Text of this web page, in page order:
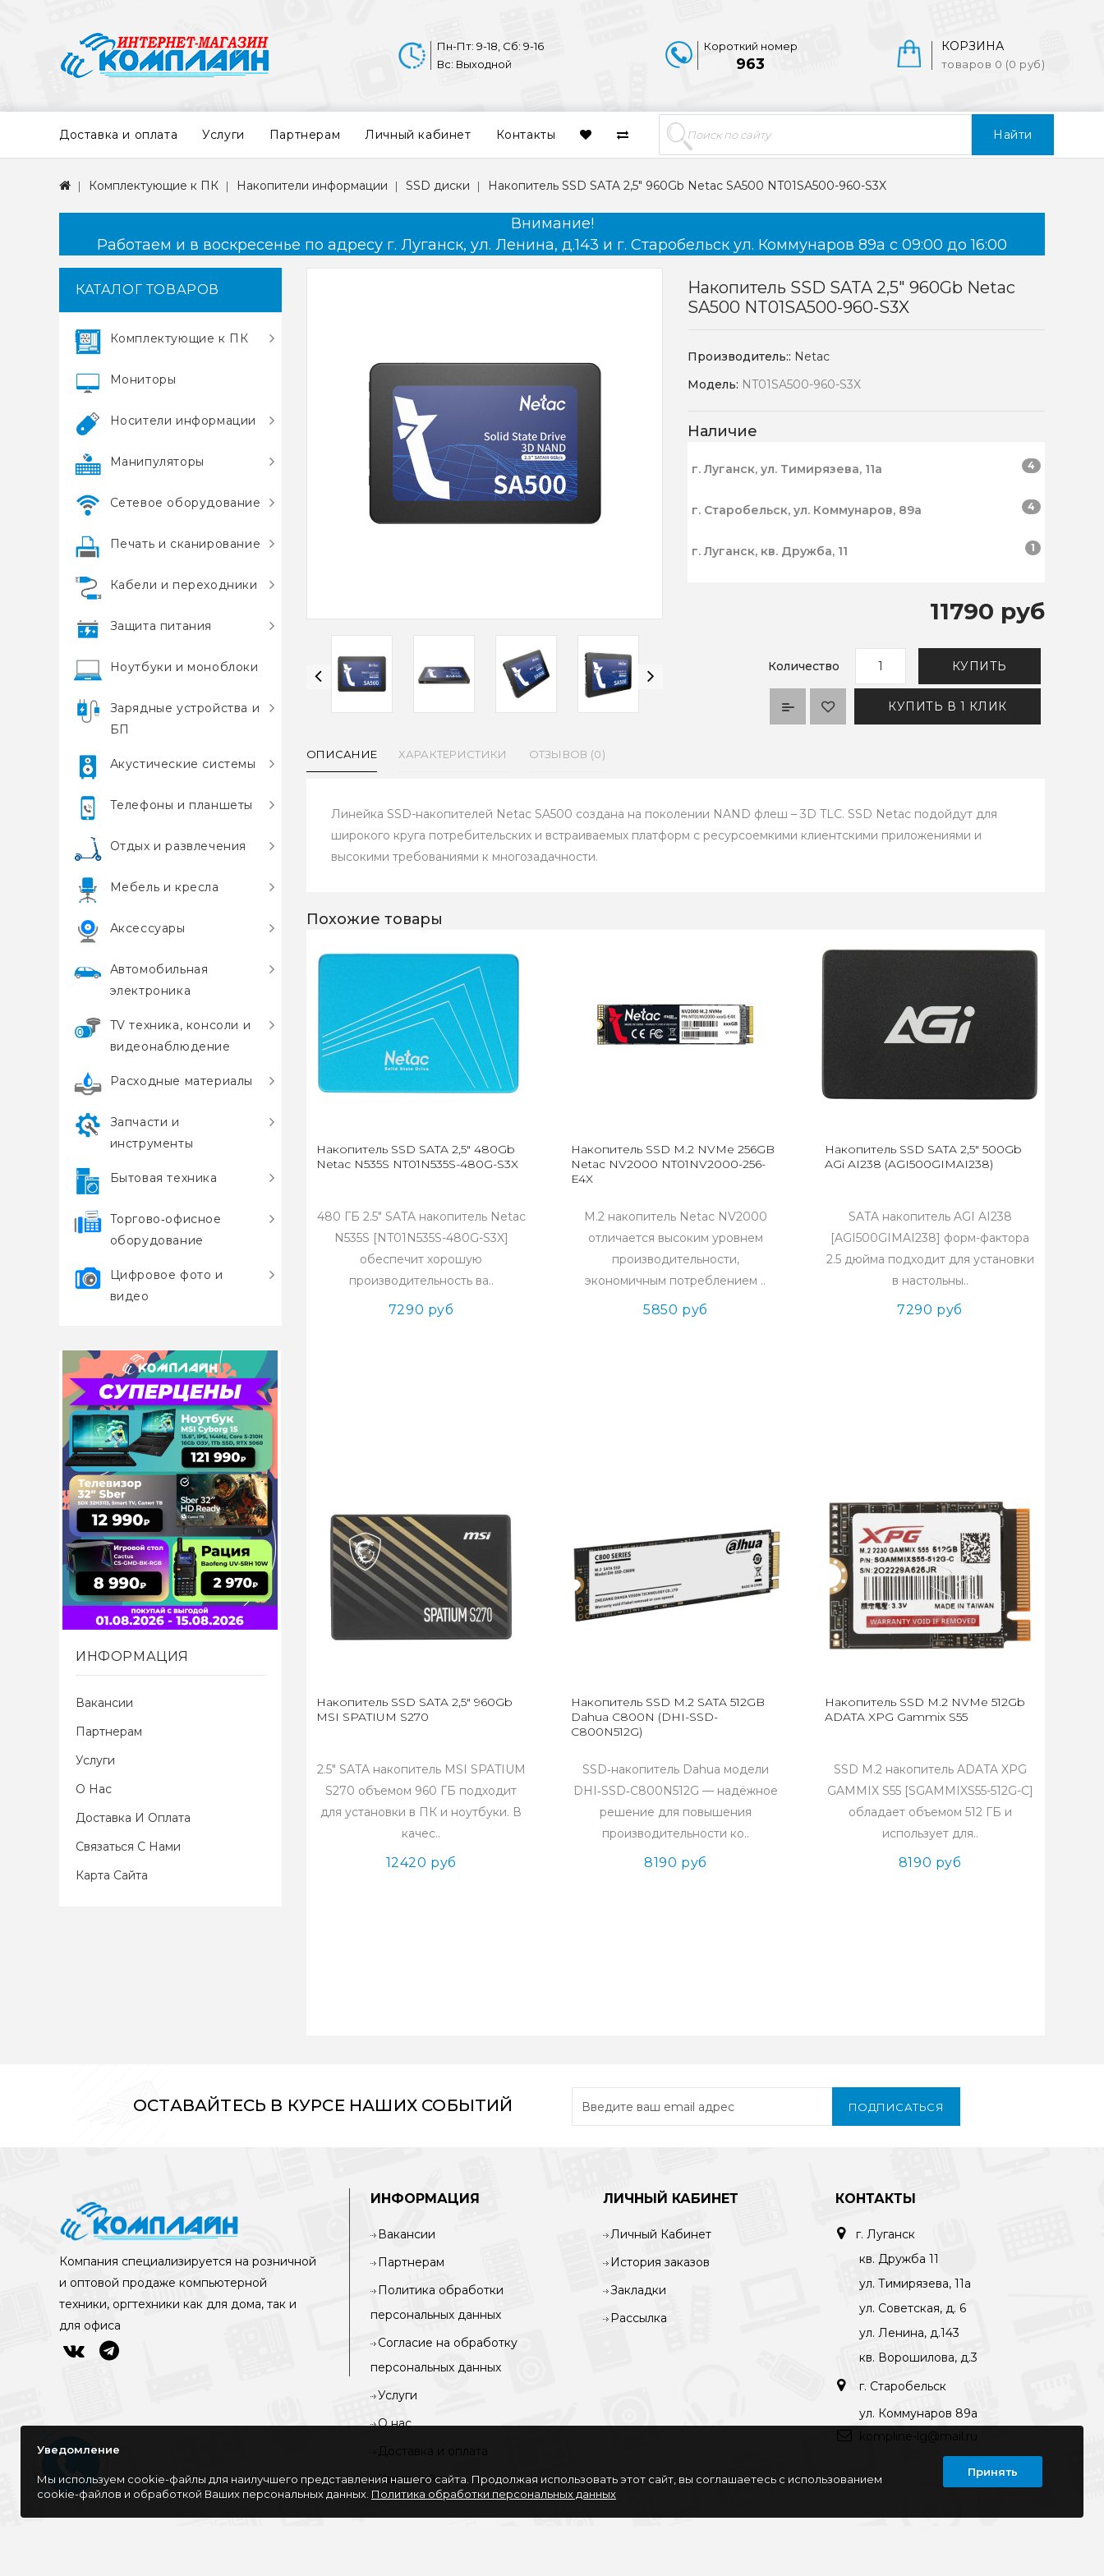
Найти
КОРЗИНА
товаров 0 (0 руб)
Короткий номер
963
Пн-Пт: 9-18, Сб: 9-16
Вс: Выходной
Доставка и оплата Услуги Партнерам Личный кабинет Контакты
Комплектующие к ПК Накопители информации SSD диски Накопитель SSD SATA 2,5" 960Gb Netac SA500 NT01SA500-960-S3X
Внимание!
Работаем и в воскресенье по адресу г. Луганск, ул. Ленина, д.143 и г. Старобельск ул. Коммунаров 89а с 09:00 до 16:00
КАТАЛОГ ТОВАРОВ
Комплектующие к ПК
Мониторы
Носители информации
Манипуляторы
Сетевое оборудование
Печать и сканирование
Кабели и переходники
Защита питания
Ноутбуки и моноблоки
Зарядные устройства и
БП
Акустические системы
Телефоны и планшеты
Отдых и развлечения
Мебель и кресла
Аксессуары
Автомобильная
электроника
TV техника, консоли и
видеонаблюдение
Расходные материалы
Запчасти и
инструменты
Бытовая техника
Торгово‑офисное
оборудование
Цифровое фото и
видео
ИНФОРМАЦИЯ
Вакансии
Партнерам
Услуги
О Нас
Доставка И Оплата
Связаться С Нами
Карта Сайта
Накопитель SSD SATA 2,5" 960Gb Netac
SA500 NT01SA500-960-S3X
Производитель:: Netac
Модель: NT01SA500-960-S3X
Наличие
г. Луганск, ул. Тимирязева, 11а 4
г. Старобельск, ул. Коммунаров, 89а 4
г. Луганск, кв. Дружба, 11 1
11790 руб
Количество КУПИТЬ
КУПИТЬ В 1 КЛИК
ОПИСАНИЕ ХАРАКТЕРИСТИКИ ОТЗЫВОВ (0)
Линейка SSD-накопителей Netac SA500 создана на поколении NAND флеш – 3D TLC. SSD Netac подойдут для
широкого круга потребительских и встраиваемых платформ с ресурсоемкими клиентскими приложениями и
высокими требованиями к многозадачности.
Похожие товары
Накопитель SSD SATA 2,5" 480Gb
Netac N535S NT01N535S-480G-S3X
480 ГБ 2.5" SATA накопитель Netac
N535S [NT01N535S-480G-S3X]
обеспечит хорошую
производительность ва..
7290 руб
Накопитель SSD M.2 NVMe 256GB
Netac NV2000 NT01NV2000-256-
E4X
M.2 накопитель Netac NV2000
отличается высоким уровнем
производительности,
экономичным потреблением ..
5850 руб
Накопитель SSD SATA 2,5" 500Gb
AGi AI238 (AGI500GIMAI238)
SATA накопитель AGI AI238
[AGI500GIMAI238] форм-фактора
2.5 дюйма подходит для установки
в настольны..
7290 руб
Накопитель SSD SATA 2,5" 960Gb
MSI SPATIUM S270
2.5" SATA накопитель MSI SPATIUM
S270 объемом 960 ГБ подходит
для установки в ПК и ноутбуки. В
качес..
12420 руб
Накопитель SSD M.2 SATA 512GB
Dahua C800N (DHI-SSD-
C800N512G)
SSD‑накопитель Dahua модели
DHI‑SSD‑C800N512G — надёжное
решение для повышения
производительности ко..
8190 руб
Накопитель SSD M.2 NVMe 512Gb
ADATA XPG Gammix S55
SSD M.2 накопитель ADATA XPG
GAMMIX S55 [SGAMMIXS55-512G-C]
обладает объемом 512 ГБ и
использует для..
8190 руб
ОСТАВАЙТЕСЬ В КУРСЕ НАШИХ СОБЫТИЙ ПОДПИСАТЬСЯ
Компания специализируется на розничной
и оптовой продаже компьютерной
техники, оргтехники как для дома, так и
для офиса
ИНФОРМАЦИЯ
Вакансии
Партнерам
Политика обработки
персональных данных
Согласие на обработку
персональных данных
Услуги
О нас
Доставка и оплата
Карта сайта
ЛИЧНЫЙ КАБИНЕТ
Личный Кабинет
История заказов
Закладки
Рассылка
КОНТАКТЫ
г. Луганск
кв. Дружба 11
ул. Тимирязева, 11а
ул. Советская, д. 6
ул. Ленина, д.143
кв. Ворошилова, д.3
г. Старобельск
ул. Коммунаров 89а
kompline-lg@mail.ru
Уведомление
Мы используем cookie-файлы для наилучшего представления нашего сайта. Продолжая использовать этот сайт, вы соглашаетесь с использованием
cookie-файлов и обработкой Ваших персональных данных. Политика обработки персональных данных
Принять